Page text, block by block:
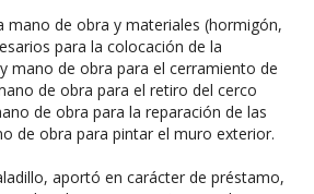
mano de obra y materiales (hormigón,
para la colocación de la
mano de obra para el cerramiento de
de obra para el retiro del cerco
de obra para la reparación de las
de obra para pintar el muro exterior.
aportó en carácter de préstamo,